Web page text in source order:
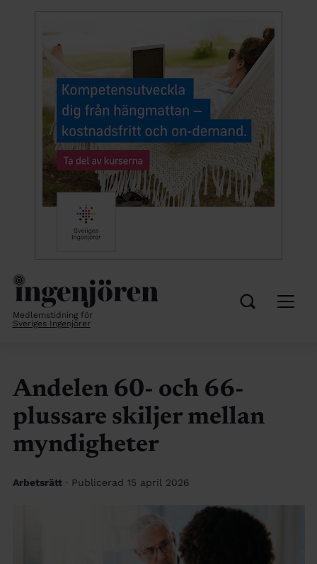
Medlemstidning för
Sveriges Ingenjörer
Andelen 60- och 66-
plussare skiljer mellan
myndigheter
Arbetsrätt · Publicerad 15 april 2026